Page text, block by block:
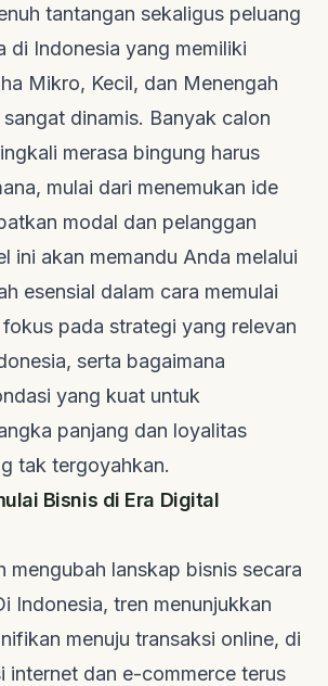
tantangan sekaligus peluang
di Indonesia yang memiliki
Mikro, Kecil, dan Menengah
dinamis. Banyak calon
merasa bingung harus
mulai dari menemukan ide
modal dan pelanggan
ini akan memandu Anda melalui
esensial dalam cara memulai
pada strategi yang relevan
serta bagaimana
yang kuat untuk
panjang dan loyalitas
tak tergoyahkan.
Bisnis di Era Digital
mengubah lanskap bisnis secara
Indonesia, tren menunjukkan
menuju transaksi online, di
internet dan e-commerce terus